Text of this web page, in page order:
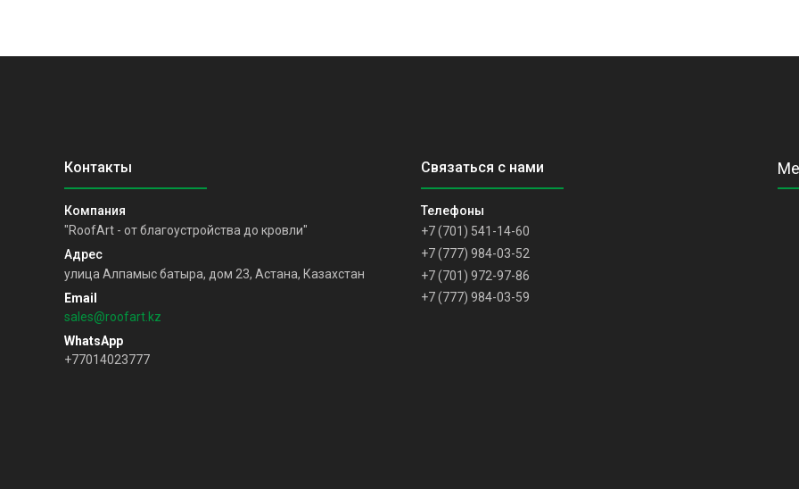
"RoofArt - от благоустройства до кровли"
улица Алпамыс батыра, дом 23, Астана, Казахстан
sales@roofart.kz
+77014023777
+7 (701) 541-14-60
+7 (777) 984-03-52
+7 (701) 972-97-86
+7 (777) 984-03-59